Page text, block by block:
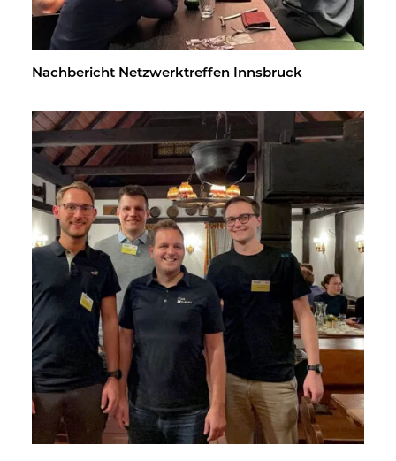
Nach­be­richt Netz­werk­tref­fen Inns­bruck